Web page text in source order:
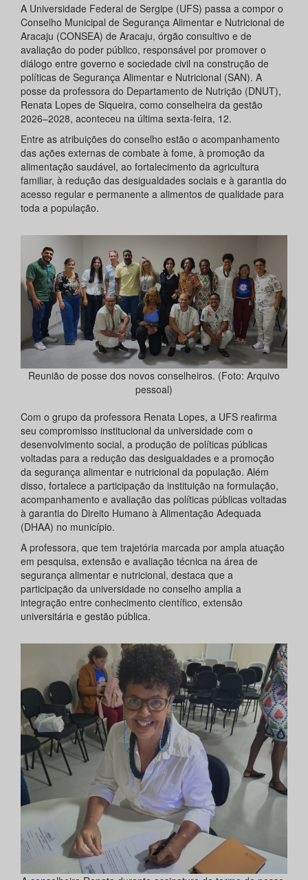
A Universidade Federal de Sergipe (UFS) passa a compor o
Conselho Municipal de Segurança Alimentar e Nutricional de
Aracaju (CONSEA) de Aracaju, órgão consultivo e de
avaliação do poder público, responsável por promover o
diálogo entre governo e sociedade civil na construção de
políticas de Segurança Alimentar e Nutricional (SAN). A
posse da professora do Departamento de Nutrição (DNUT),
Renata Lopes de Siqueira, como conselheira da gestão
2026–2028, aconteceu na última sexta-feira, 12.
Entre as atribuições do conselho estão o acompanhamento
das ações externas de combate à fome, à promoção da
alimentação saudável, ao fortalecimento da agricultura
familiar, à redução das desigualdades sociais e à garantia do
acesso regular e permanente a alimentos de qualidade para
toda a população.
Reunião de posse dos novos conselheiros. (Foto: Arquivo
pessoal)
Com o grupo da professora Renata Lopes, a UFS reafirma
seu compromisso institucional da universidade com o
desenvolvimento social, a produção de políticas públicas
voltadas para a redução das desigualdades e a promoção
da segurança alimentar e nutricional da população. Além
disso, fortalece a participação da instituição na formulação,
acompanhamento e avaliação das políticas públicas voltadas
à garantia do Direito Humano à Alimentação Adequada
(DHAA) no município.
A professora, que tem trajetória marcada por ampla atuação
em pesquisa, extensão e avaliação técnica na área de
segurança alimentar e nutricional, destaca que a
participação da universidade no conselho amplia a
integração entre conhecimento científico, extensão
universitária e gestão pública.